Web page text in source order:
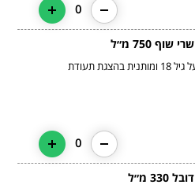
0
המכירה מעל גיל 18 ומותנית בהצגת תעודת
0